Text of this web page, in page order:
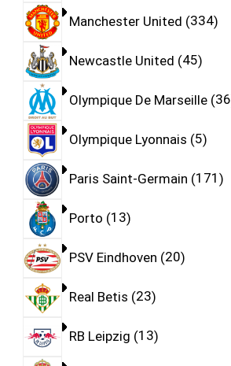
Manchester United 334
Newcastle United 45
Olympique De Marseille 36
Olympique Lyonnais 5
Paris Saint-Germain 171
Porto 13
PSV Eindhoven 20
Real Betis 23
RB Leipzig 13